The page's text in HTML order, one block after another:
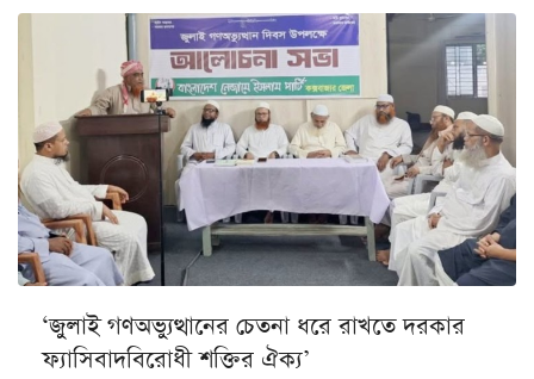
‘জুলাই গণঅভ্যুত্থানের চেতনা ধরে রাখতে দরকার
ফ্যাসিবাদবিরোধী শক্তির ঐক্য’